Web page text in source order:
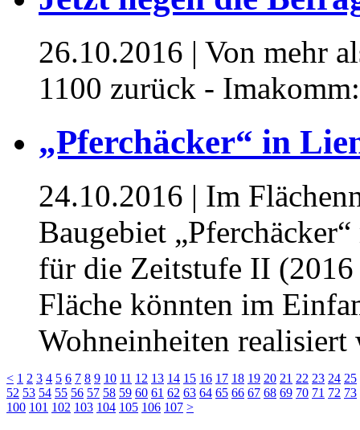
26.10.2016 | Von mehr
1100 zurück -
„Pferchäcker“ in
24.10.2016 | Im
Baugebiet
für die Zeitstufe II (2016
Fläche könnten im
Wohneinheiten realisiert
< 1 2 3 4 5 6 7 8 9 10 11 12 13 14 15 16 17 18 19 20 21 22 23 24 25
52 53 54 55 56 57 58 59 60 61 62 63 64 65 66 67 68 69 70 71 72 73
100 101 102 103 104 105 106 107 >